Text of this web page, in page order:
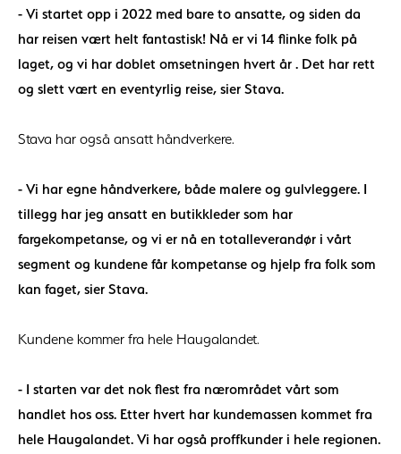
- Vi startet opp i 2022 med bare to ansatte, og siden da
har reisen vært helt fantastisk! Nå er vi 14 flinke folk på
laget, og vi har doblet omsetningen hvert år . Det har rett
og slett vært en eventyrlig reise, sier Stava.
Stava har også ansatt håndverkere.
- Vi har egne håndverkere, både malere og gulvleggere. I
tillegg har jeg ansatt en butikkleder som har
fargekompetanse, og vi er nå en totalleverandør i vårt
segment og kundene får kompetanse og hjelp fra folk som
kan faget, sier Stava.
Kundene kommer fra hele Haugalandet.
- I starten var det nok flest fra nærområdet vårt som
handlet hos oss. Etter hvert har kundemassen kommet fra
hele Haugalandet. Vi har også proffkunder i hele regionen.